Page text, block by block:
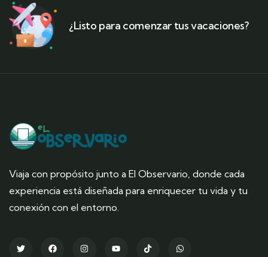
¿Listo para comenzar tus vacaciones?
Viaja con propósito junto a El Observario, donde cada
experiencia está diseñada para enriquecer tu vida y tu
conexión con el entorno.